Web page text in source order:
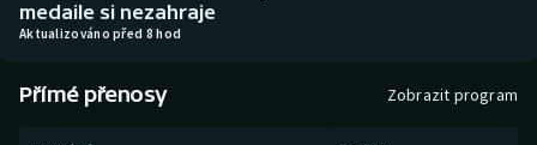
Boby a skeleton
Box
Curling
AZ kvíz
medaile si nezahraje
Aktualizováno před 8 hod
Přímé přenosy Zobrazit program